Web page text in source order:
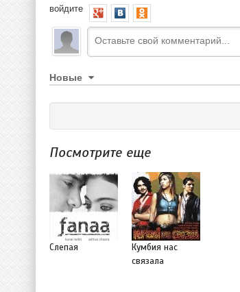
войдите
Новые
Посмотрите еще
Слепая
Кумбия нас
связала